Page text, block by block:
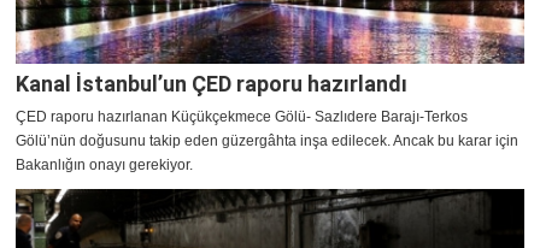
Kanal İstanbul’un ÇED raporu hazırlandı
ÇED raporu hazırlanan Küçükçekmece Gölü- Sazlıdere Barajı-Terkos
Gölü’nün doğusunu takip eden güzergâhta inşa edilecek. Ancak bu karar için
Bakanlığın onayı gerekiyor.